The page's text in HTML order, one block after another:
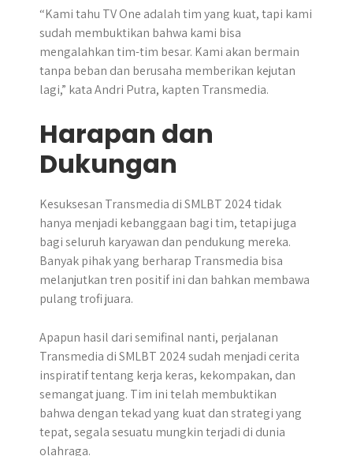
“Kami tahu TV One adalah tim yang kuat, tapi kami
sudah membuktikan bahwa kami bisa
mengalahkan tim-tim besar. Kami akan bermain
tanpa beban dan berusaha memberikan kejutan
lagi,” kata Andri Putra, kapten Transmedia.
Harapan dan
Dukungan
Kesuksesan Transmedia di SMLBT 2024 tidak
hanya menjadi kebanggaan bagi tim, tetapi juga
bagi seluruh karyawan dan pendukung mereka.
Banyak pihak yang berharap Transmedia bisa
melanjutkan tren positif ini dan bahkan membawa
pulang trofi juara.
Apapun hasil dari semifinal nanti, perjalanan
Transmedia di SMLBT 2024 sudah menjadi cerita
inspiratif tentang kerja keras, kekompakan, dan
semangat juang. Tim ini telah membuktikan
bahwa dengan tekad yang kuat dan strategi yang
tepat, segala sesuatu mungkin terjadi di dunia
olahraga.